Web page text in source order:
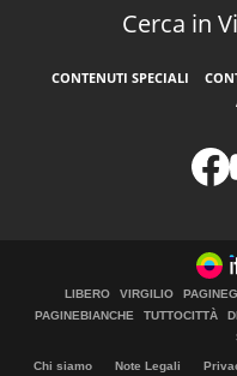
Cerca in
CONTENUTI SPECIALI
LIBERO VIRGILIO
PAGINEBIANCHE
TUTTOCITTÀ
Chi siamo Note Legali